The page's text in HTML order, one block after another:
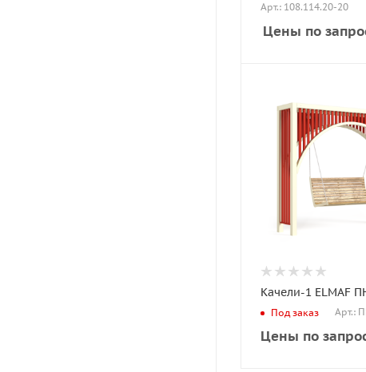
Арт.: 108.114.20-20
Цены по
Качели-1 ELMAF
Под заказ Арт.:
Цены по